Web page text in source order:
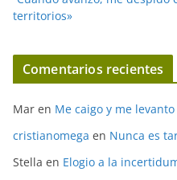
territorios»
Comentarios recientes
Mar en Me caigo y me levanto
cristianomega en Nunca es
Stella en Elogio a la